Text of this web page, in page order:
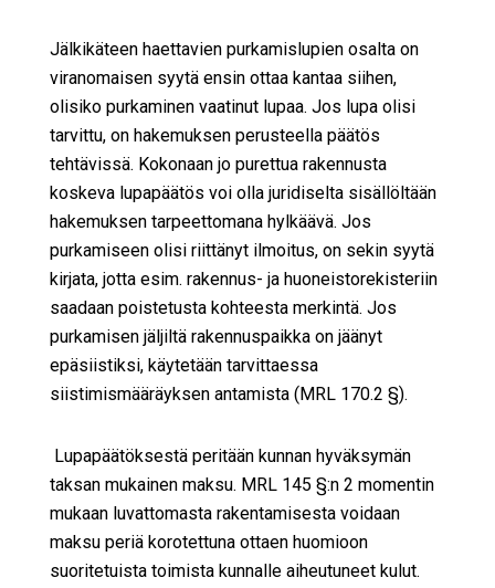
Jälkikäteen haettavien purkamislupien osalta on
viranomaisen syytä ensin ottaa kantaa siihen,
olisiko purkaminen vaatinut lupaa. Jos lupa olisi
tarvittu, on hakemuksen perusteella päätös
tehtävissä. Kokonaan jo purettua rakennusta
koskeva lupapäätös voi olla juridiselta sisällöltään
hakemuksen tarpeettomana hylkäävä. Jos
purkamiseen olisi riittänyt ilmoitus, on sekin syytä
kirjata, jotta esim. rakennus- ja huoneistorekisteriin
saadaan poistetusta kohteesta merkintä. Jos
purkamisen jäljiltä rakennuspaikka on jäänyt
epäsiistiksi, käytetään tarvittaessa
siistimismääräyksen antamista (MRL 170.2 §).
Lupapäätöksestä peritään kunnan hyväksymän
taksan mukainen maksu. MRL 145 §:n 2 momentin
mukaan luvattomasta rakentamisesta voidaan
maksu periä korotettuna ottaen huomioon
suoritetuista toimista kunnalle aiheutuneet kulut.